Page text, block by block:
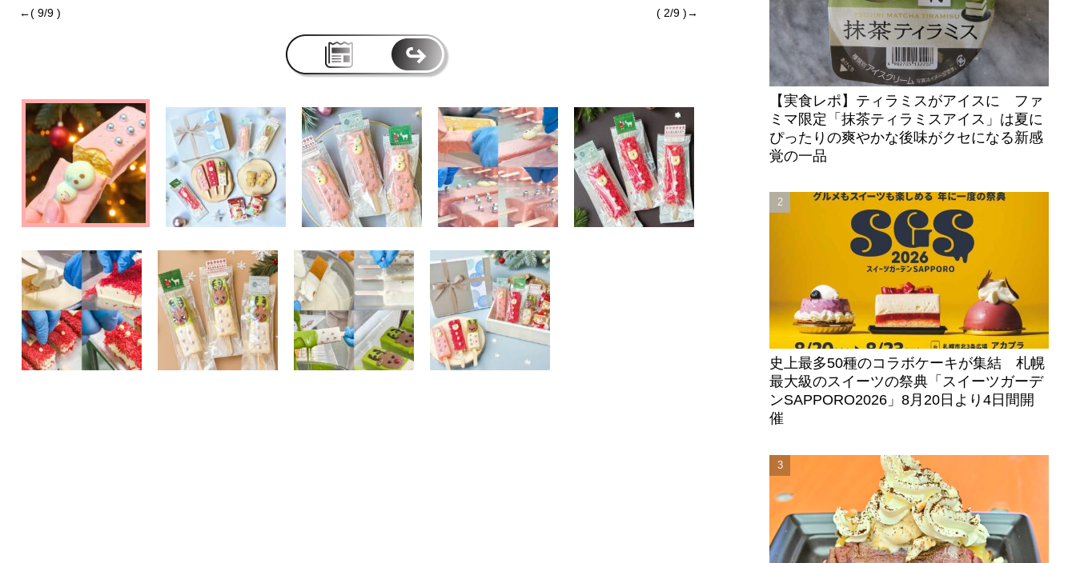
←( 9/9 ) ( 2/9 )→
【実食レポ】ティラミスがアイスに ファ
ミマ限定「抹茶ティラミスアイス」は夏に
ぴったりの爽やかな後味がクセになる新感
覚の一品
史上最多50種のコラボケーキが集結 札幌
最大級のスイーツの祭典「スイーツガーデ
ンSAPPORO2026」8月20日より4日間開
催